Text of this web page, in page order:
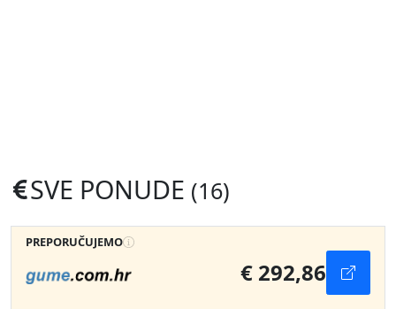
SVE PONUDE (16)
PREPORUČUJEMO
€ 292,86